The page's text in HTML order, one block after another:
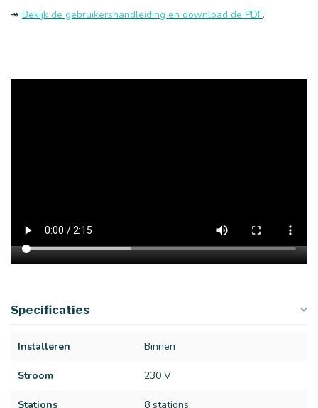
↠ Bekijk de gebruikershandleiding en download de PDF.
Specificaties
Installeren Binnen
Stroom 230 V
Stations 8 stations